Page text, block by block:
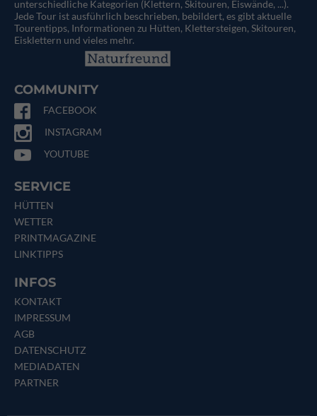
unterschiedliche Kategorien (Klettern, Skitouren, Eiswände, ...).
Jede Tour ist ausführlich beschrieben, bebildert, es gibt aktuelle
Tourentipps, Informationen zu Hütten, Klettersteigen, Skitouren,
Eisklettern und vieles mehr.
COMMUNITY
FACEBOOK
INSTAGRAM
YOUTUBE
SERVICE
HÜTTEN
WETTER
PRINTMAGAZINE
LINKTIPPS
INFOS
KONTAKT
IMPRESSUM
AGB
DATENSCHUTZ
MEDIADATEN
PARTNER